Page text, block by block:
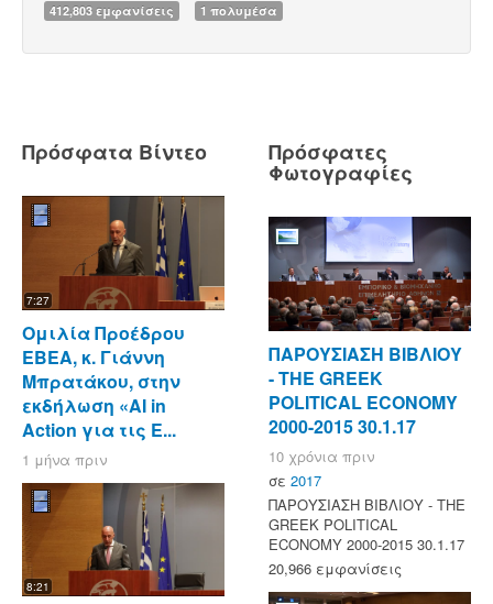
412,803 εμφανίσεις 1 πολυμέσα
Πρόσφατα Βίντεο
7:27
Ομιλία Προέδρου
ΕΒΕΑ, κ. Γιάννη
Μπρατάκου, στην
εκδήλωση «AI in
Action για τις Ε...
1 μήνα πριν
8:21
Πρόσφατες
Φωτογραφίες
ΠΑΡΟΥΣΙΑΣΗ ΒΙΒΛΙΟΥ
- ΤΗΕ GREEK
POLITICAL ECONOMY
2000-2015 30.1.17
10 χρόνια πριν
σε 2017
ΠΑΡΟΥΣΙΑΣΗ ΒΙΒΛΙΟΥ - ΤΗΕ
GREEK POLITICAL
ECONOMY 2000-2015 30.1.17
20,966 εμφανίσεις